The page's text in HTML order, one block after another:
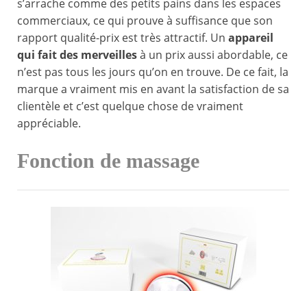
s’arrache comme des petits pains dans les espaces
commerciaux, ce qui prouve à suffisance que son
rapport qualité-prix est très attractif. Un appareil
qui fait des merveillesà un prix aussi abordable, ce
n’est pas tous les jours qu’on en trouve. De ce fait, la
marque a vraiment mis en avant la satisfaction de sa
clientèle et c’est quelque chose de vraiment
appréciable.
Fonction de massage